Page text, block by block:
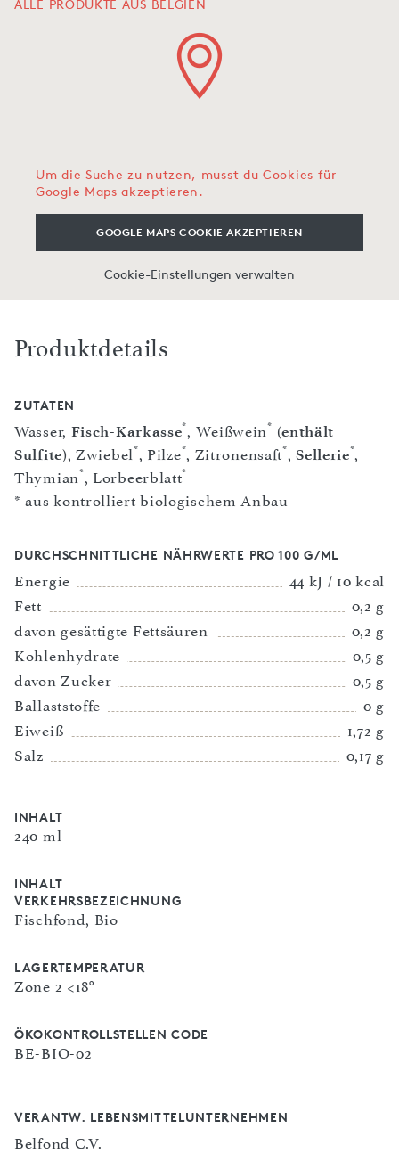
ALLE PRODUKTE AUS BELGIEN
Um die Suche zu nutzen, musst du Cookies für
Google Maps akzeptieren.
GOOGLE MAPS COOKIE AKZEPTIEREN
Cookie-Einstellungen verwalten
Produktdetails
ZUTATEN
Wasser, Fisch-Karkasse*, Weißwein* (enthält
Sulfite), Zwiebel*, Pilze*, Zitronensaft*,Sellerie*,
Thymian*, Lorbeerblatt*
* aus kontrolliert biologischem Anbau
DURCHSCHNITTLICHE NÄHRWERTE PRO 100 G/ML
Energie
44 kJ / 10 kcal
Fett
0,2 g
davon gesättigte Fettsäuren
0,2 g
Kohlenhydrate
0,5 g
davon Zucker
0,5 g
Ballaststoffe
0 g
Eiweiß
1,72 g
Salz
0,17 g
INHALT
240 ml
INHALT
VERKEHRSBEZEICHNUNG
Fischfond, Bio
LAGERTEMPERATUR
Zone 2 <18°
ÖKOKONTROLLSTELLEN CODE
BE-BIO-02
VERANTW. LEBENSMITTELUNTERNEHMEN
Belfond C.V.